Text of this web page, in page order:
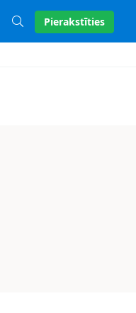
Pierakstīties